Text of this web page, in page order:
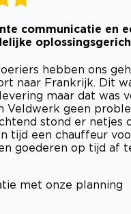
communicatie en
hebben ons
naar Frankrijk. Dit
maar dat was
Veldwerk geen
stond er netjes
tijd een chauffeur
goederen op tijd af
met onze planning